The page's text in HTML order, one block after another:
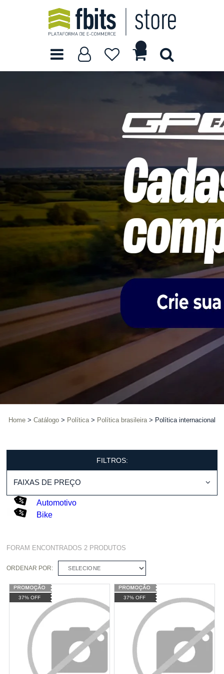
Home Catálogo Política Política brasileira Política internacional
FILTROS:
FAIXAS DE PREÇO
Automotivo
Bike
FORAM ENCONTRADOS2 PRODUTOS
ORDENAR POR: SELECIONE
37% OFF 37% OFF